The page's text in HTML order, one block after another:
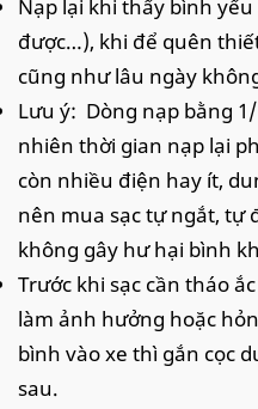
Nạp lại khi thấy bình
được…), khi để quên
cũng như lâu ngày
Lưu ý: Dòng nạp bằng
nhiên thời gian nạp lại
còn nhiều điện hay ít,
nên mua sạc tự ngắt, tự
không gây hư hại bình
Trước khi sạc cần tháo
làm ảnh hưởng hoặc
bình vào xe thì gắn cọc
sau.